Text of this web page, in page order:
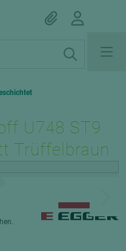
U748 ST9
Trüffelbraun